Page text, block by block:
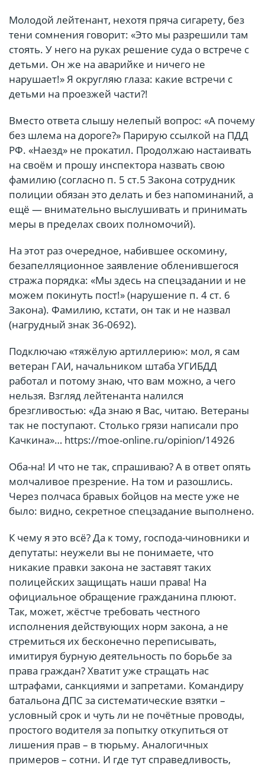
Молодой лейтенант, нехотя пряча сигарету, без
тени сомнения говорит: «Это мы разрешили там
стоять. У него на руках решение суда о встрече с
детьми. Он же на аварийке и ничего не
нарушает!» Я округляю глаза: какие встречи с
детьми на проезжей части?!
Вместо ответа слышу нелепый вопрос: «А почему
без шлема на дороге?» Парирую ссылкой на ПДД
РФ. «Наезд» не прокатил. Продолжаю настаивать
на своём и прошу инспектора назвать свою
фамилию (согласно п. 5 ст.5 Закона сотрудник
полиции обязан это делать и без напоминаний, а
ещё — внимательно выслушивать и принимать
меры в пределах своих полномочий).
На этот раз очередное, набившее оскомину,
безапелляционное заявление обленившегося
стража порядка: «Мы здесь на спецзадании и не
можем покинуть пост!» (нарушение п. 4 ст. 6
Закона). Фамилию, кстати, он так и не назвал
(нагрудный знак 36-0692).
Подключаю «тяжёлую артиллерию»: мол, я сам
ветеран ГАИ, начальником штаба УГИБДД
работал и потому знаю, что вам можно, а чего
нельзя. Взгляд лейтенанта налился
брезгливостью: «Да знаю я Вас, читаю. Ветераны
так не поступают. Столько грязи написали про
Качкина»… https://moe-online.ru/opinion/14926
Оба-на! И что не так, спрашиваю? А в ответ опять
молчаливое презрение. На том и разошлись.
Через полчаса бравых бойцов на месте уже не
было: видно, секретное спецзадание выполнено.
К чему я это всё? Да к тому, господа-чиновники и
депутаты: неужели вы не понимаете, что
никакие правки закона не заставят таких
полицейских защищать наши права! На
официальное обращение гражданина плюют.
Так, может, жёстче требовать честного
исполнения действующих норм закона, а не
стремиться их бесконечно переписывать,
имитируя бурную деятельность по борьбе за
права граждан? Хватит уже стращать нас
штрафами, санкциями и запретами. Командиру
батальона ДПС за систематические взятки –
условный срок и чуть ли не почётные проводы,
простого водителя за попытку откупиться от
лишения прав – в тюрьму. Аналогичных
примеров – сотни. И где тут справедливость,